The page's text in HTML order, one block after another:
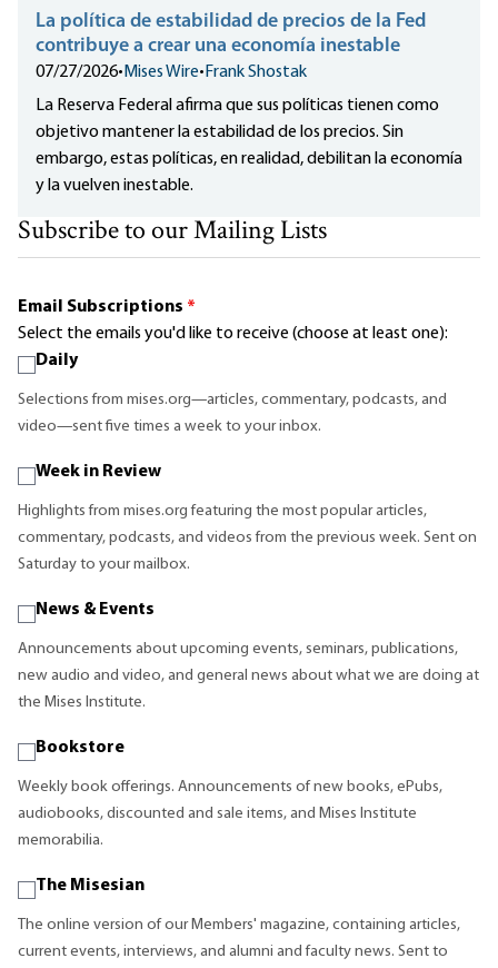
La política de estabilidad de precios de la Fed
contribuye a crear una economía inestable
07/27/2026• Mises Wire• Frank Shostak
La Reserva Federal afirma que sus políticas tienen como
objetivo mantener la estabilidad de los precios. Sin
embargo, estas políticas, en realidad, debilitan la economía
y la vuelven inestable.
Subscribe to our Mailing Lists
Email Subscriptions *
Select the emails you'd like to receive (choose at least one):
Daily
Selections from mises.org—articles, commentary, podcasts, and
video—sent five times a week to your inbox.
Week in Review
Highlights from mises.org featuring the most popular articles,
commentary, podcasts, and videos from the previous week. Sent on
Saturday to your mailbox.
News & Events
Announcements about upcoming events, seminars, publications,
new audio and video, and general news about what we are doing at
the Mises Institute.
Bookstore
Weekly book offerings. Announcements of new books, ePubs,
audiobooks, discounted and sale items, and Mises Institute
memorabilia.
The Misesian
The online version of our Members' magazine, containing articles,
current events, interviews, and alumni and faculty news. Sent to